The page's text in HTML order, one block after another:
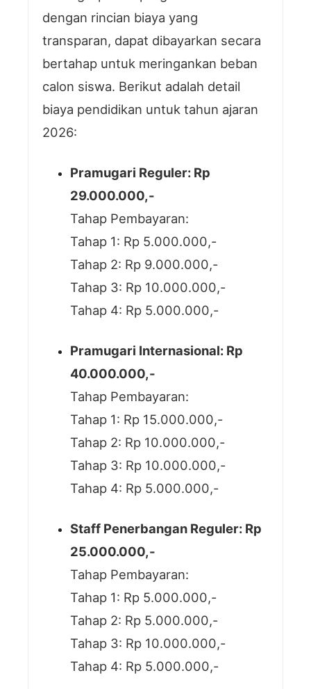
dengan rincian biaya yang
transparan, dapat dibayarkan secara
bertahap untuk meringankan beban
calon siswa. Berikut adalah detail
biaya pendidikan untuk tahun ajaran
2026:
Pramugari Reguler: Rp
29.000.000,-
Tahap Pembayaran:
Tahap 1: Rp 5.000.000,-
Tahap 2: Rp 9.000.000,-
Tahap 3: Rp 10.000.000,-
Tahap 4: Rp 5.000.000,-
Pramugari Internasional: Rp
40.000.000,-
Tahap Pembayaran:
Tahap 1: Rp 15.000.000,-
Tahap 2: Rp 10.000.000,-
Tahap 3: Rp 10.000.000,-
Tahap 4: Rp 5.000.000,-
Staff Penerbangan Reguler: Rp
25.000.000,-
Tahap Pembayaran:
Tahap 1: Rp 5.000.000,-
Tahap 2: Rp 5.000.000,-
Tahap 3: Rp 10.000.000,-
Tahap 4: Rp 5.000.000,-